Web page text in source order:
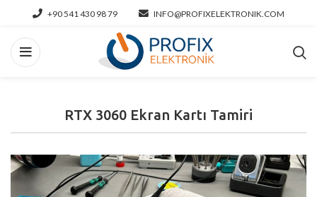
+90 541 430 98 79 INFO@PROFIXELEKTRONIK.COM
RTX 3060 Ekran Kartı Tamiri